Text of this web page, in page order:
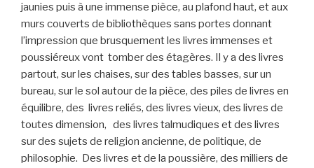
jaunies puis à une immense pièce, au plafond haut, et aux
murs couverts de bibliothèques sans portes donnant
l’impression que brusquement les livres immenses et
poussiéreux vont tomber des étagères. Il y a des livres
partout, sur les chaises, sur des tables basses, sur un
bureau, sur le sol autour de la pièce, des piles de livres en
équilibre, des livres reliés, des livres vieux, des livres de
toutes dimension, des livres talmudiques et des livres
sur des sujets de religion ancienne, de politique, de
philosophie. Des livres et de la poussière, des milliers de